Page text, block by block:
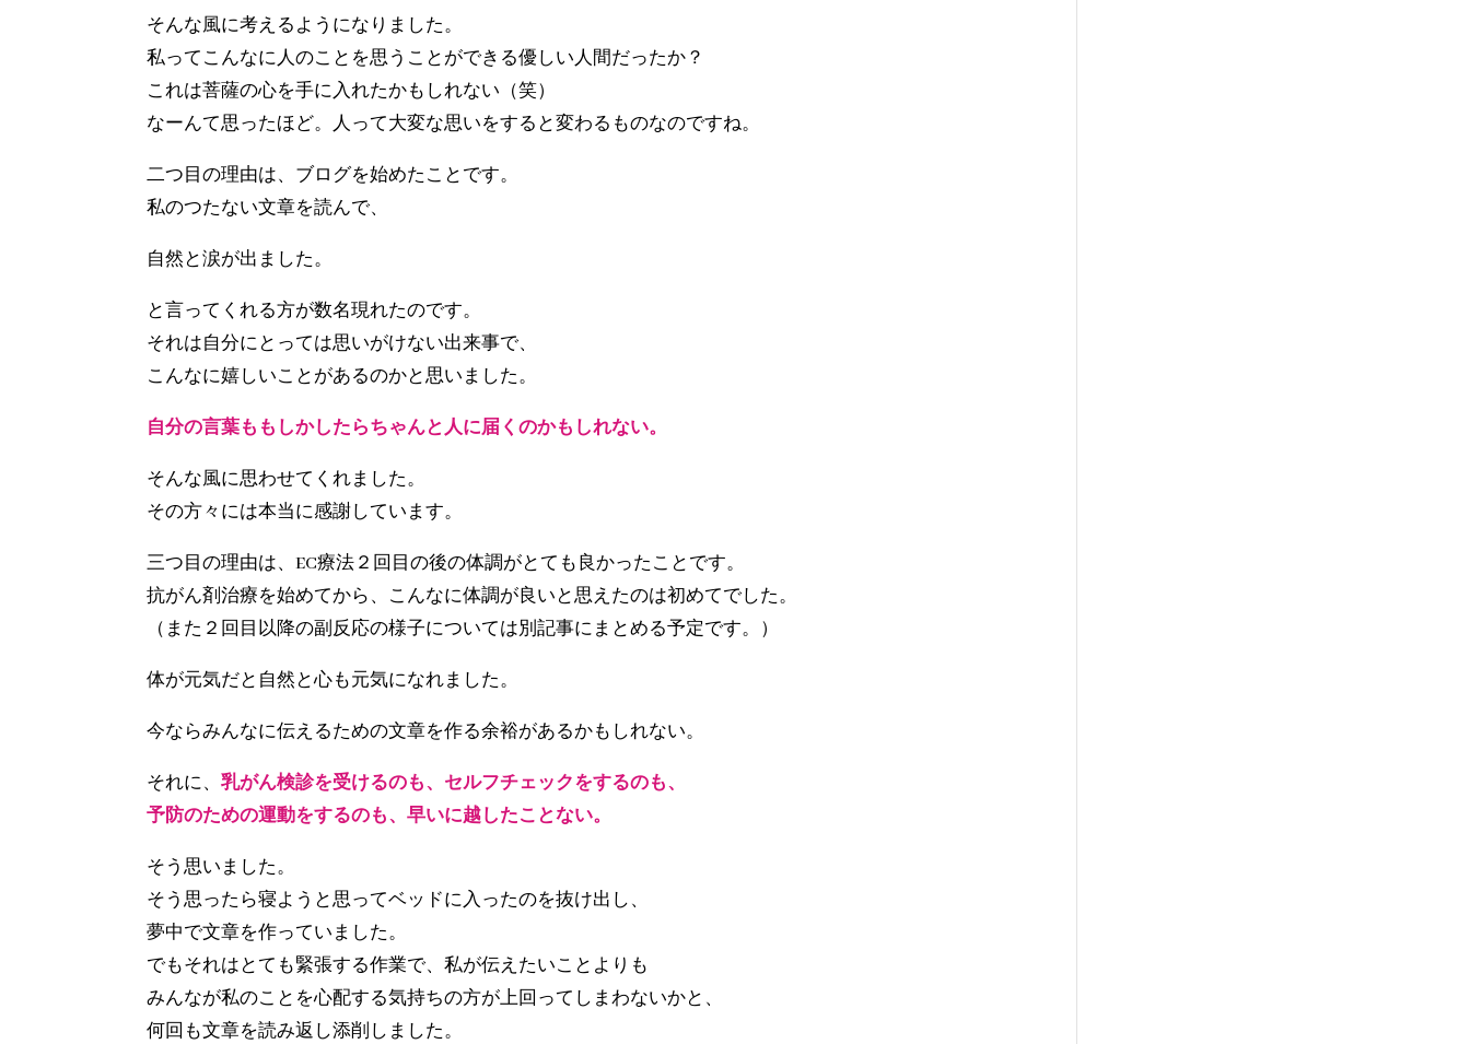
そんな風に考えるようになりました。
私ってこんなに人のことを思うことができる優しい人間だったか？
これは菩薩の心を手に入れたかもしれない（笑）
なーんて思ったほど。人って大変な思いをすると変わるものなのですね。
二つ目の理由は、ブログを始めたことです。
私のつたない文章を読んで、
自然と涙が出ました。
と言ってくれる方が数名現れたのです。
それは自分にとっては思いがけない出来事で、
こんなに嬉しいことがあるのかと思いました。
自分の言葉ももしかしたらちゃんと人に届くのかもしれない。
そんな風に思わせてくれました。
その方々には本当に感謝しています。
三つ目の理由は、EC療法２回目の後の体調がとても良かったことです。
抗がん剤治療を始めてから、こんなに体調が良いと思えたのは初めてでした。
（また２回目以降の副反応の様子については別記事にまとめる予定です。）
体が元気だと自然と心も元気になれました。
今ならみんなに伝えるための文章を作る余裕があるかもしれない。
それに、乳がん検診を受けるのも、セルフチェックをするのも、
予防のための運動をするのも、早いに越したことない。
そう思いました。
そう思ったら寝ようと思ってベッドに入ったのを抜け出し、
夢中で文章を作っていました。
でもそれはとても緊張する作業で、私が伝えたいことよりも
みんなが私のことを心配する気持ちの方が上回ってしまわないかと、
何回も文章を読み返し添削しました。